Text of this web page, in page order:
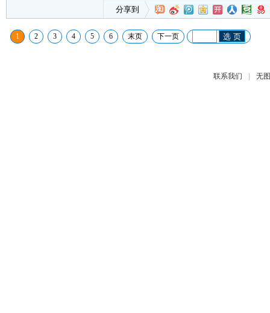
分享到
1 2 3 4 5 6 末页 下一页 选 页
联系我们 | 无